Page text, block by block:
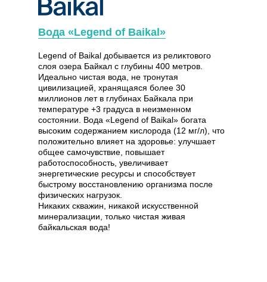
Вода «Legend of Baikal»
Legend of Baikal добывается из реликтового
слоя озера Байкал с глубины 400 метров.
Идеально чистая вода, не тронутая
цивилизацией, хранящаяся более 30
миллионов лет в глубинах Байкала при
температуре +3 градуса в неизменном
состоянии. Вода «Legend of Baikal» богата
высоким содержанием кислорода (12 мг/л), что
положительно влияет на здоровье: улучшает
общее самочувствие, повышает
работоспособность, увеличивает
энергетические ресурсы и способствует
быстрому восстановлению организма после
физических нагрузок.
Никаких скважин, никакой искусственной
минерализации, только чистая живая
байкальская вода!